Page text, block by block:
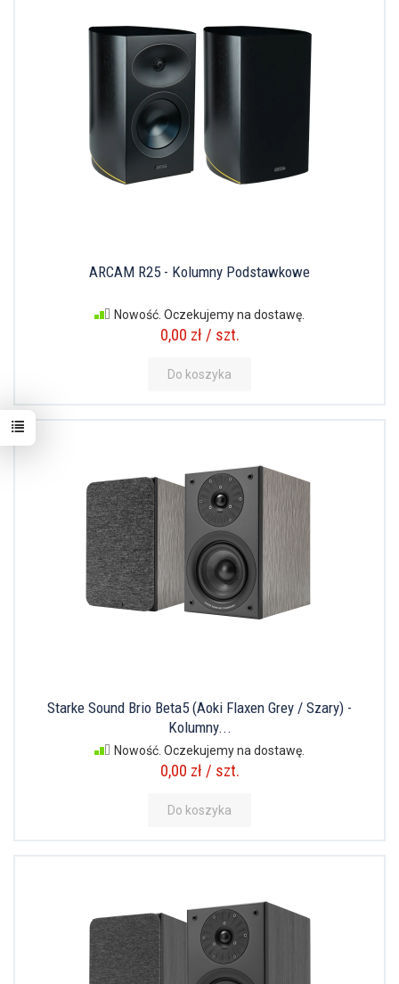
ARCAM R25 - Kolumny Podstawkowe
Nowość. Oczekujemy na dostawę.
0,00 zł / szt.
Do koszyka
Starke Sound Brio Beta5 (Aoki Flaxen Grey / Szary) -
Kolumny...
Nowość. Oczekujemy na dostawę.
0,00 zł / szt.
Do koszyka